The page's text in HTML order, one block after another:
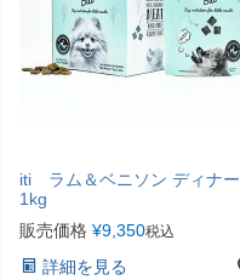
iti ラム＆ベニソン ディナー
1kg
販売価格 ¥9,350税込
詳細を見る